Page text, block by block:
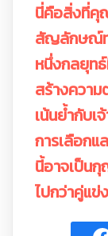
นี่คือสิ่งที่คุ
สัญลักษณ์ท
หนึ่งกลยุท
สร้างควา
เน้นย้ำกับเ
การเลือกแ
นี้อาจเป็น
ไปกว่าคู่แข่